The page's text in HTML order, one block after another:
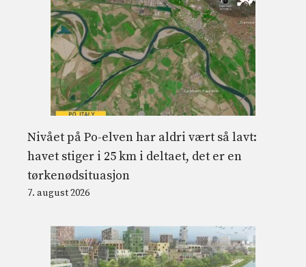
Nivået på Po-elven har aldri vært så lavt:
havet stiger i 25 km i deltaet, det er en
tørkenødsituasjon
7. august 2026